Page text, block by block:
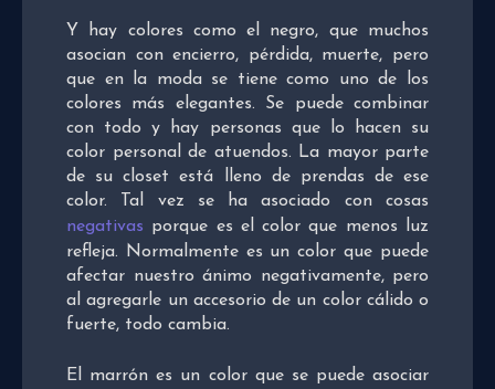
Y hay colores como el negro, que muchos
asocian con encierro, pérdida, muerte, pero
que en la moda se tiene como uno de los
colores más elegantes. Se puede combinar
con todo y hay personas que lo hacen su
color personal de atuendos. La mayor parte
de su closet está lleno de prendas de ese
color. Tal vez se ha asociado con cosas
negativas porque es el color que menos luz
refleja. Normalmente es un color que puede
afectar nuestro ánimo negativamente, pero
al agregarle un accesorio de un color cálido o
fuerte, todo cambia.
El marrón es un color que se puede asociar